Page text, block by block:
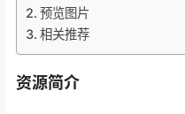
预览图片
相关推荐
资源简介